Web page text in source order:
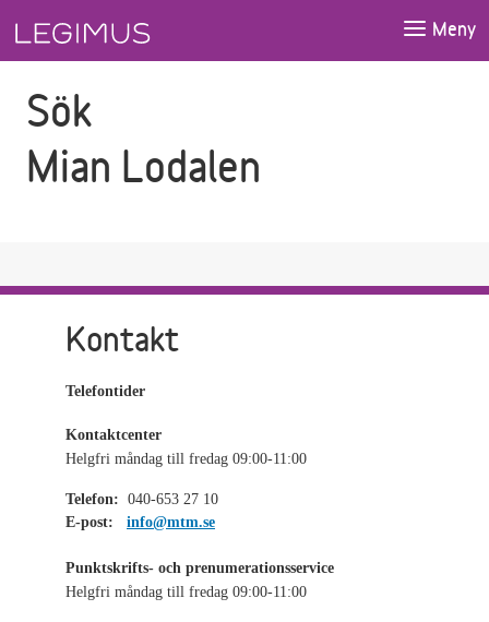
Meny
Sök
Mian Lodalen
Kontakt
Telefontider
Kontaktcenter
Helgfri måndag till fredag 09:00-11:00
Telefon: 040-653 27 10
E-post:
info@mtm.se
Punktskrifts- och prenumerationsservice
Helgfri måndag till fredag 09:00-11:00